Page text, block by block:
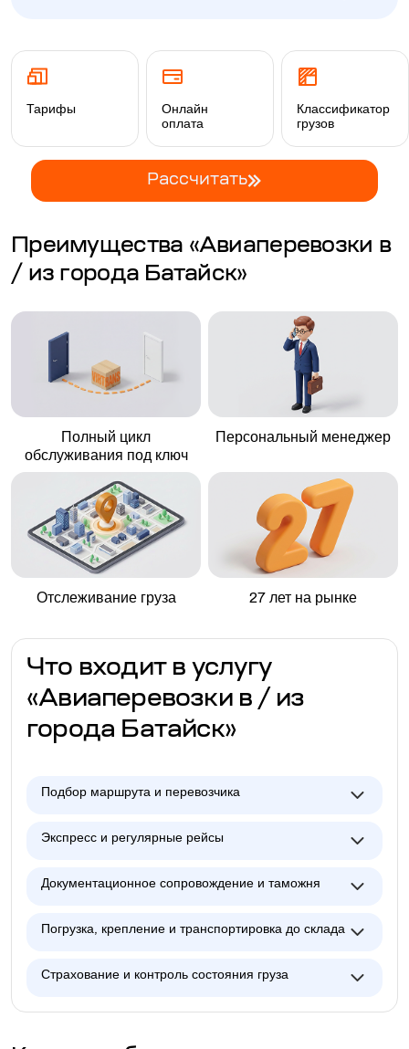
Тарифы
Онлайн
оплата
Классификатор
грузов
Рассчитать
Преимущества «Авиаперевозки в
/ из города Батайск»
Полный цикл
обслуживания под ключ
Персональный менеджер
Отслеживание груза 27 лет на рынке
Что входит в услугу
«Авиаперевозки в / из
города Батайск»
Подбор маршрута и перевозчика
Экспресс и регулярные рейсы
Документационное сопровождение и таможня
Погрузка, крепление и транспортировка до склада
Страхование и контроль состояния груза